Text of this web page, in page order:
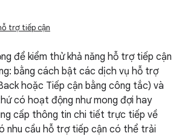
trợ tiếp cận
để kiểm thử khả năng hỗ trợ tiếp cận
bằng cách bật các dịch vụ hỗ trợ
hoặc Tiếp cận bằng công tắc) và
có hoạt động như mong đợi hay
cấp thông tin chi tiết trực tiếp về
nhu cầu hỗ trợ tiếp cận có thể trải